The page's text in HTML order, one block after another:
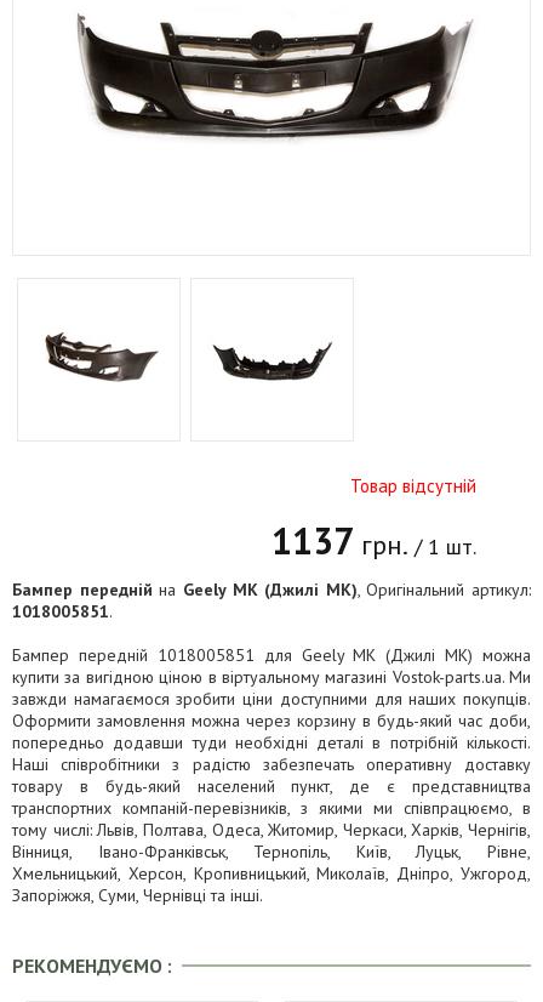
Товар відсутній
1137 грн. / 1 шт.
Бампер передній на Geely MK (Джилі МК), Оригінальний артикул:
1018005851.
Бампер передній 1018005851 для Geely MK (Джилі МК) можна
купити за вигідною ціною в віртуальному магазині Vostok-parts.ua. Ми
завжди намагаємося зробити ціни доступними для наших покупців.
Оформити замовлення можна через корзину в будь-який час доби,
попередньо додавши туди необхідні деталі в потрібній кількості.
Наші співробітники з радістю забезпечать оперативну доставку
товару в будь-який населений пункт, де є представництва
транспортних компаній-перевізників, з якими ми співпрацюємо, в
тому числі: Львів, Полтава, Одеса, Житомир, Черкаси, Харків, Чернігів,
Вінниця, Івано-Франківськ, Тернопіль, Київ, Луцьк, Рівне,
Хмельницький, Херсон, Кропивницький, Миколаїв, Дніпро, Ужгород,
Запоріжжя, Суми, Чернівці та інші.
РЕКОМЕНДУЄМО :